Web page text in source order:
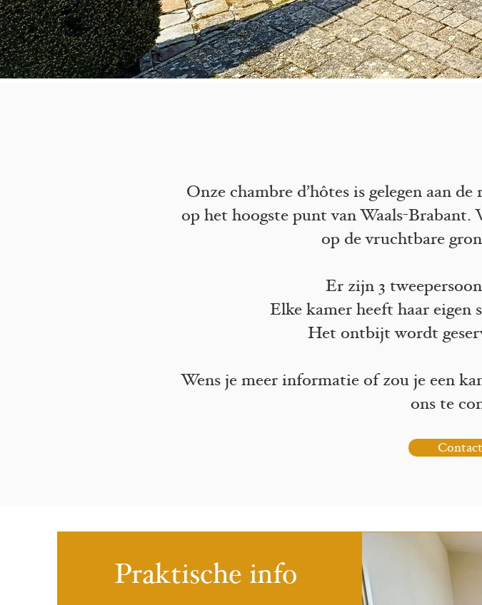
Onze chambre d’hôtes is gelegen aan
op het hoogste punt van Waals-
op de vruchtbare
Er zijn 3
Elke kamer heeft haar eigen
Het ontbijt wordt
Wens je meer informatie of zou je een
ons te
Praktische info